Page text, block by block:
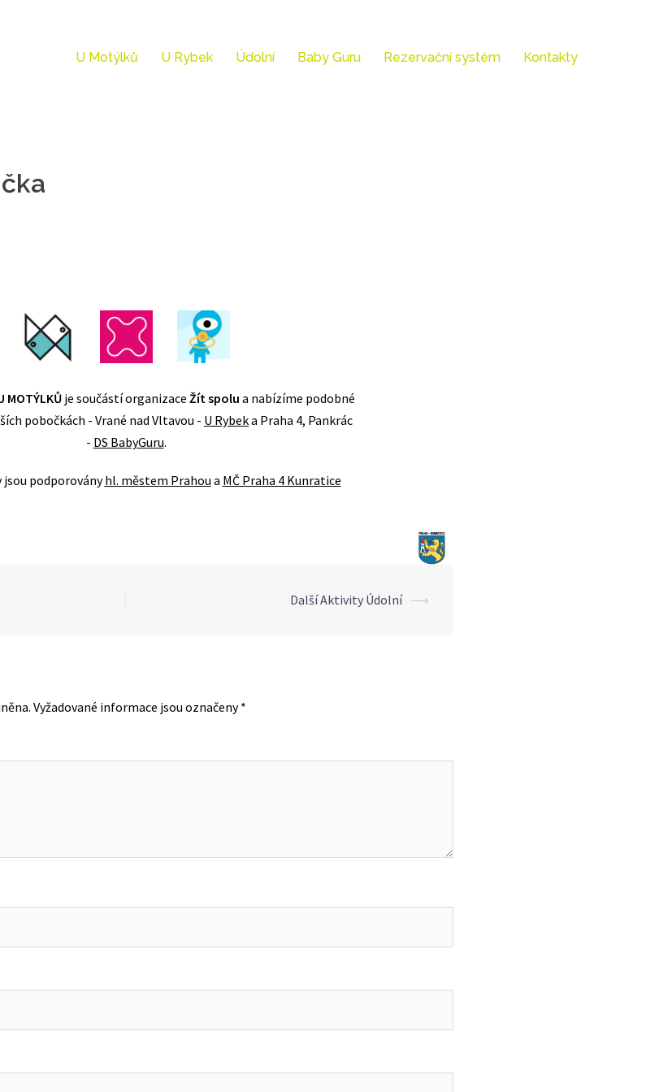
U Motýlků U Rybek Údolní Baby Guru Rezervační systém Kontakty
MOTÝLKŮje součástí organizace Žít spolu a nabízíme podobné
pobočkách - Vrané nad Vltavou - U Rybeka Praha 4, Pankrác
- DS BabyGuru.
podporoványhl. městem Prahou a MČ Praha 4 Kunratice
Další Aktivity Údolní ⟶
Vyžadované informace jsou označeny*